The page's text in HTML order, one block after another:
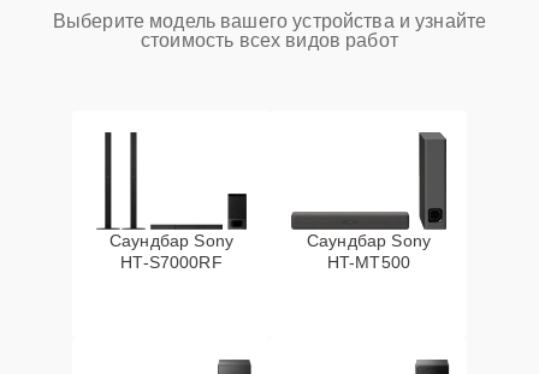
Выберите модель вашего устройства и узнайте
стоимость всех видов работ
Саундбар Sony
HT-S7000RF
Саундбар Sony
HT-MT500